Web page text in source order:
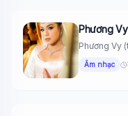
Phương Vy
Phương Vy
sinh ngày...
Âm nhạc